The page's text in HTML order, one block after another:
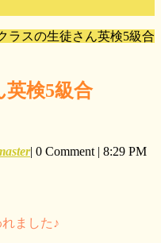
ラスの生徒さん英検5級合
検5級合
| 0 Comment | 8:29 PM
ました♪